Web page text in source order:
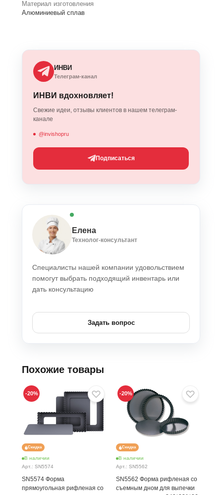
Материал изготовления
Алюминиевый сплав
ИНВИ
Телеграм-канал
ИНВИ вдохновляет!
Свежие идеи, отзывы клиентов в нашем телеграм-
канале
@invishopru
Подписаться
Елена
Технолог-консультант
Специалисты нашей компании удовольствием
помогут выбрать подходящий инвентарь или
дать консультацию
Задать вопрос
Похожие товары
Скидка
В наличии
Арт.: SN5574
SN5574 Форма
прямоугольная рифленая со
-20%
Скидка
В наличии
Арт.: SN5562
SN5562 Форма рифленая со
съемным дном для выпечки
-20%